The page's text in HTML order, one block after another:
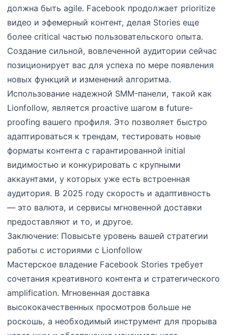
должна быть agile. Facebook продолжает prioritize
видео и эфемерный контент, делая Stories еще
более critical частью пользовательского опыта.
Создание сильной, вовлеченной аудитории сейчас
позиционирует вас для успеха по мере появления
новых функций и изменений алгоритма.
Использование надежной SMM-панели, такой как
Lionfollow, является proactive шагом в future-
proofing вашего профиля. Это позволяет быстро
адаптироваться к трендам, тестировать новые
форматы контента с гарантированной initial
видимостью и конкурировать с крупными
аккаунтами, у которых уже есть встроенная
аудитория. В 2025 году скорость и адаптивность
— это валюта, и сервисы мгновенной доставки
предоставляют и то, и другое.
Заключение: Повысьте уровень вашей стратегии
работы с историями с Lionfollow
Мастерское владение Facebook Stories требует
сочетания креативного контента и стратегического
amplification. Мгновенная доставка
высококачественных просмотров больше не
роскошь, а необходимый инструмент для прорыва